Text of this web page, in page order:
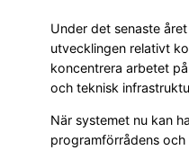
Under det senaste
utvecklingen relativt
koncentrera arbetet
och teknisk
När systemet nu kan
programförrådens